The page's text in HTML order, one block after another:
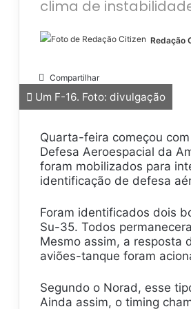
clima de
Redação
Compartilhar
Um F-16. Foto: divulgação
Quarta-feira começou
Defesa Aeroespacial da
foram mobilizados para
identificação de defesa
Foram identificados dois
Su-35. Todos
Mesmo assim, a resposta
aviões-tanque foram
Segundo o Norad, esse
Ainda assim, o timing